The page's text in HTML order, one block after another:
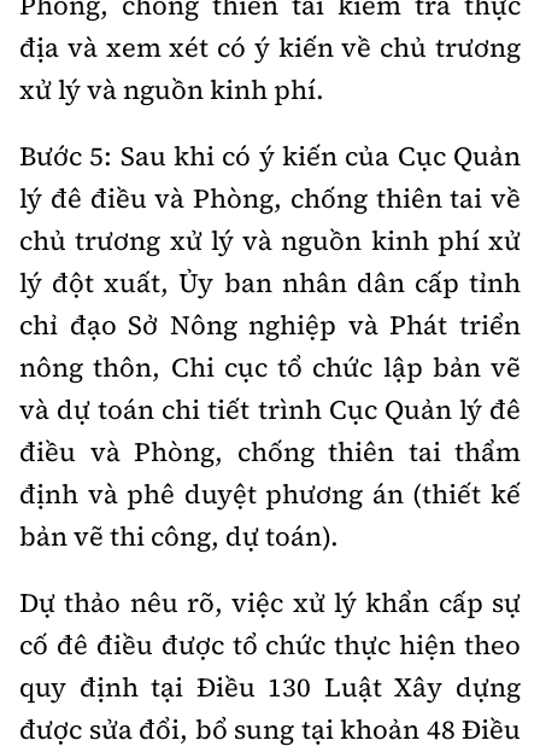
địa và xem xét có ý kiến về chủ trương
xử lý và nguồn kinh phí.
Bước 5: Sau khi có ý kiến của Cục Quản
lý đê điều và Phòng, chống thiên tai về
chủ trương xử lý và nguồn kinh phí xử
lý đột xuất, Ủy ban nhân dân cấp tỉnh
chỉ đạo Sở Nông nghiệp và Phát triển
nông thôn, Chi cục tổ chức lập bản vẽ
và dự toán chi tiết trình Cục Quản lý đê
điều và Phòng, chống thiên tai thẩm
định và phê duyệt phương án (thiết kế
bản vẽ thi công, dự toán).
Dự thảo nêu rõ, việc xử lý khẩn cấp sự
cố đê điều được tổ chức thực hiện theo
quy định tại Điều 130 Luật Xây dựng
được sửa đổi, bổ sung tại khoản 48 Điều